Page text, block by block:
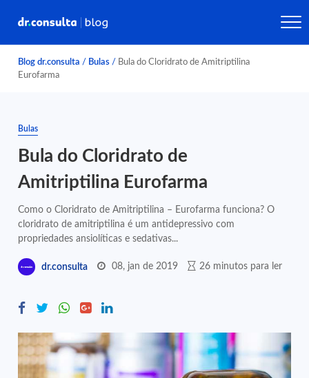
Blog dr.consulta / Bulas / Bula do Cloridrato de Amitriptilina
Eurofarma
Bulas
Bula do Cloridrato de
Amitriptilina Eurofarma
Como o Cloridrato de Amitriptilina – Eurofarma funciona? O
cloridrato de amitriptilina é um antidepressivo com
propriedades ansiolíticas e sedativas...
dr.consulta 08, jan de 2019 26 minutos para ler